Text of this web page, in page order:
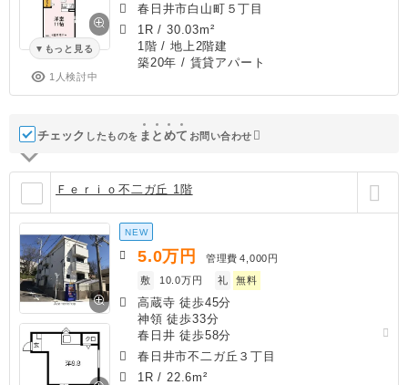
もっと見る
1人検討中
春日井市白山町５丁目
1R /30.03m²
1階 / 地上2階建
築20年 / 賃貸アパート
チェック したものを ま と めて お問い合わせ
Ｆｅｒｉｏ不二ガ丘 1階
NEW
5.0万円 管理費 4,000円
敷
10.0万円 礼 無料
高蔵寺 徒歩45分
神領 徒歩33分
春日井 徒歩58分
春日井市不二ガ丘３丁目
1R / 22.6m²